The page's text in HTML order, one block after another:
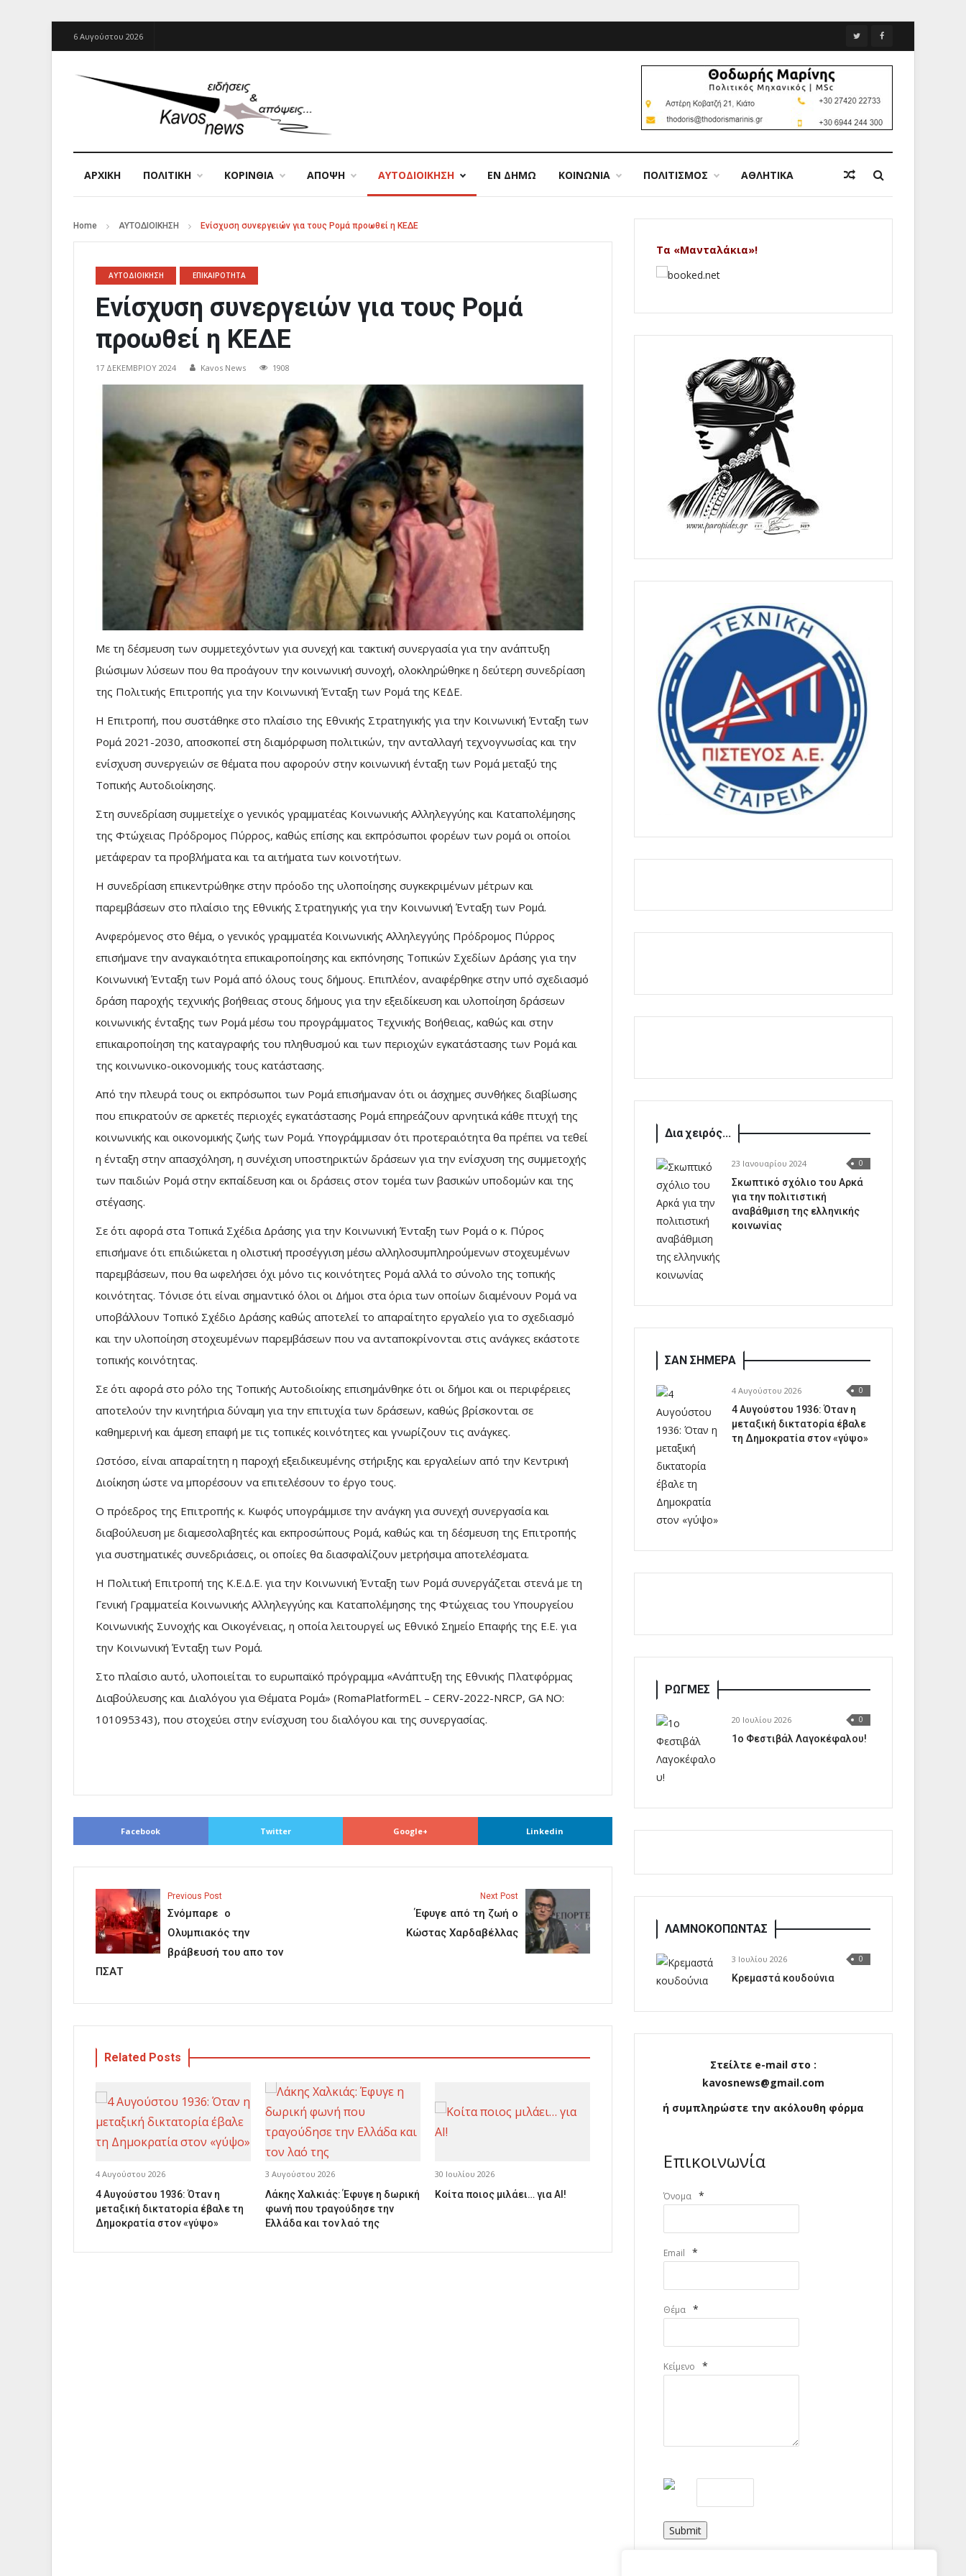
6 Αυγούστου 2026
ΑΡΧΙΚΉ ΠΟΛΙΤΙΚΗ ΚΟΡΙΝΘΙΑ ΑΠΟΨΗ ΑΥΤΟΔΙΟΙΚΗΣΗ ΕΝ ΔΗΜΩ ΚΟΙΝΩΝΙΑ ΠΟΛΙΤΙΣΜΟΣ ΑΘΛΗΤΙΚΑ
Home ΑΥΤΟΔΙΟΙΚΗΣΗ Ενίσχυση συνεργειών για τους Ρομά προωθεί η ΚΕΔΕ
ΑΥΤΟΔΙΟΙΚΗΣΗ ΕΠΙΚΑΙΡΟΤΗΤΑ
Ενίσχυση συνεργειών για τους Ρομά
προωθεί η ΚΕΔΕ
17 ΔΕΚΕΜΒΡΊΟΥ 2024 Kavos News 1908
Με τη δέσμευση των συμμετεχόντων για συνεχή και τακτική συνεργασία για την ανάπτυξη
βιώσιμων λύσεων που θα προάγουν την κοινωνική συνοχή, ολοκληρώθηκε η δεύτερη συνεδρίαση
της Πολιτικής Επιτροπής για την Κοινωνική Ένταξη των Ρομά της ΚΕΔΕ.
Η Επιτροπή, που συστάθηκε στο πλαίσιο της Εθνικής Στρατηγικής για την Κοινωνική Ένταξη των
Ρομά 2021-2030, αποσκοπεί στη διαμόρφωση πολιτικών, την ανταλλαγή τεχνογνωσίας και την
ενίσχυση συνεργειών σε θέματα που αφορούν στην κοινωνική ένταξη των Ρομά μεταξύ της
Τοπικής Αυτοδιοίκησης.
Στη συνεδρίαση συμμετείχε ο γενικός γραμματέας Κοινωνικής Αλληλεγγύης και Καταπολέμησης
της Φτώχειας Πρόδρομος Πύρρος, καθώς επίσης και εκπρόσωποι φορέων των ρομά οι οποίοι
μετάφεραν τα προβλήματα και τα αιτήματα των κοινοτήτων.
Η συνεδρίαση επικεντρώθηκε στην πρόοδο της υλοποίησης συγκεκριμένων μέτρων και
παρεμβάσεων στο πλαίσιο της Εθνικής Στρατηγικής για την Κοινωνική Ένταξη των Ρομά.
Ανφερόμενος στο θέμα, ο γενικός γραμματέα Κοινωνικής Αλληλεγγύης Πρόδρομος Πύρρος
επισήμανε την αναγκαιότητα επικαιροποίησης και εκπόνησης Τοπικών Σχεδίων Δράσης για την
Κοινωνική Ένταξη των Ρομά από όλους τους δήμους. Επιπλέον, αναφέρθηκε στην υπό σχεδιασμό
δράση παροχής τεχνικής βοήθειας στους δήμους για την εξειδίκευση και υλοποίηση δράσεων
κοινωνικής ένταξης των Ρομά μέσω του προγράμματος Τεχνικής Βοήθειας, καθώς και στην
επικαιροποίηση της καταγραφής του πληθυσμού και των περιοχών εγκατάστασης των Ρομά και
της κοινωνικο-οικονομικής τους κατάστασης.
Από την πλευρά τους οι εκπρόσωποι των Ρομά επισήμαναν ότι οι άσχημες συνθήκες διαβίωσης
που επικρατούν σε αρκετές περιοχές εγκατάστασης Ρομά επηρεάζουν αρνητικά κάθε πτυχή της
κοινωνικής και οικονομικής ζωής των Ρομά. Υπογράμμισαν ότι προτεραιότητα θα πρέπει να τεθεί
η ένταξη στην απασχόληση, η συνέχιση υποστηρικτών δράσεων για την ενίσχυση της συμμετοχής
των παιδιών Ρομά στην εκπαίδευση και οι δράσεις στον τομέα των βασικών υποδομών και της
στέγασης.
Σε ότι αφορά στα Τοπικά Σχέδια Δράσης για την Κοινωνική Ένταξη των Ρομά ο κ. Πύρος
επισήμανε ότι επιδιώκεται η ολιστική προσέγγιση μέσω αλληλοσυμπληρούμενων στοχευμένων
παρεμβάσεων, που θα ωφελήσει όχι μόνο τις κοινότητες Ρομά αλλά το σύνολο της τοπικής
κοινότητας. Τόνισε ότι είναι σημαντικό όλοι οι Δήμοι στα όρια των οποίων διαμένουν Ρομά να
υποβάλλουν Τοπικό Σχέδιο Δράσης καθώς αποτελεί το απαραίτητο εργαλείο για το σχεδιασμό
και την υλοποίηση στοχευμένων παρεμβάσεων που να ανταποκρίνονται στις ανάγκες εκάστοτε
τοπικής κοινότητας.
Σε ότι αφορά στο ρόλο της Τοπικής Αυτοδιοίκης επισημάνθηκε ότι οι δήμοι και οι περιφέρειες
αποτελούν την κινητήρια δύναμη για την επιτυχία των δράσεων, καθώς βρίσκονται σε
καθημερινή και άμεση επαφή με τις τοπικές κοινότητες και γνωρίζουν τις ανάγκες.
Ωστόσο, είναι απαραίτητη η παροχή εξειδικευμένης στήριξης και εργαλείων από την Κεντρική
Διοίκηση ώστε να μπορέσουν να επιτελέσουν το έργο τους.
Ο πρόεδρος της Επιτροπής κ. Κωφός υπογράμμισε την ανάγκη για συνεχή συνεργασία και
διαβούλευση με διαμεσολαβητές και εκπροσώπους Ρομά, καθώς και τη δέσμευση της Επιτροπής
για συστηματικές συνεδριάσεις, οι οποίες θα διασφαλίζουν μετρήσιμα αποτελέσματα.
Η Πολιτική Επιτροπή της Κ.Ε.Δ.Ε. για την Κοινωνική Ένταξη των Ρομά συνεργάζεται στενά με τη
Γενική Γραμματεία Κοινωνικής Αλληλεγγύης και Καταπολέμησης της Φτώχειας του Υπουργείου
Κοινωνικής Συνοχής και Οικογένειας, η οποία λειτουργεί ως Εθνικό Σημείο Επαφής της Ε.Ε. για
την Κοινωνική Ένταξη των Ρομά.
Στο πλαίσιο αυτό, υλοποιείται το ευρωπαϊκό πρόγραμμα «Ανάπτυξη της Εθνικής Πλατφόρμας
Διαβούλευσης και Διαλόγου για Θέματα Ρομά» (RomaPlatformEL – CERV-2022-NRCP, GA NO:
101095343), που στοχεύει στην ενίσχυση του διαλόγου και της συνεργασίας.
Facebook Twitter Google+ Linkedin
Previous Post
Σνόμπαρε ο
Ολυμπιακός την
βράβευσή του απο τον
ΠΣΑΤ
Next Post
Έφυγε από τη ζωή ο
Κώστας Χαρδαβέλλας
Related Posts
4 Αυγούστου 2026
4 Αυγούστου 1936: Όταν η
μεταξική δικτατορία έβαλε τη
Δημοκρατία στον «γύψο»
3 Αυγούστου 2026
Λάκης Χαλκιάς: Έφυγε η δωρική
φωνή που τραγούδησε την
Ελλάδα και τον λαό της
30 Ιουλίου 2026
Κοίτα ποιος μιλάει… για AI!
Τα «Μανταλάκια»!
Δια χειρός...
23 Ιανουαρίου 2024 0
Σκωπτικό σχόλιο του Αρκά
για την πολιτιστική
αναβάθμιση της ελληνικής
κοινωνίας
ΣΑΝ ΣΗΜΕΡΑ
4 Αυγούστου 2026 0
4 Αυγούστου 1936: Όταν η
μεταξική δικτατορία έβαλε
τη Δημοκρατία στον «γύψο»
ΡΩΓΜΕΣ
20 Ιουλίου 2026 0
1o Φεστιβάλ Λαγοκέφαλου!
ΛΑΜΝΟΚΟΠΩΝΤΑΣ
3 Ιουλίου 2026 0
Κρεμαστά κουδούνια
Στείλτε e-mail στο :
kavosnews@gmail.com
ή συμπληρώστε την ακόλουθη φόρμα
Επικοινωνία
Όνομα *
Email *
Θέμα *
Κείμενο *
Submit